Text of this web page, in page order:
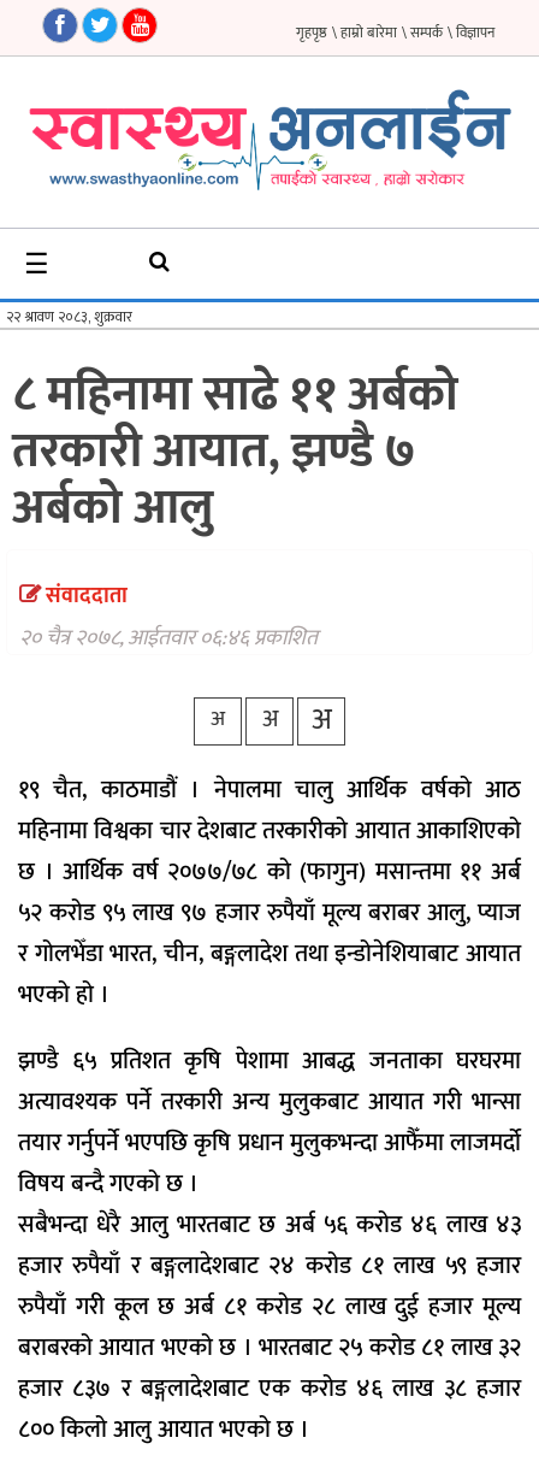
गृहपृष्ठ
समाचार
फिचर
अन्तर्वार्ता
विचार
ब्लग
फर्मा
चिकित्सा
हेल्थ
\ विज्ञापन
\ सम्पर्क
\ हाम्रो बारेमा
गृहपृष्ठ
☰
८ महिनामा साढे ११ अर्बको
तरकारी आयात, झण्डै ७
अर्बको आलु
संवाददाता
२० चैत्र २०७८, आईतवार ०६:४६ प्रकाशित
अ अ अ
१९ चैत, काठमाडौं । नेपालमा चालु आर्थिक वर्षको आठ
महिनामा विश्वका चार देशबाट तरकारीको आयात आकाशिएको
छ । आर्थिक वर्ष २०७७/७८ को (फागुन) मसान्तमा ११ अर्ब
५२ करोड ९५ लाख ९७ हजार रुपैयाँ मूल्य बराबर आलु, प्याज
र गोलभेँडा भारत, चीन, बङ्गलादेश तथा इन्डोनेशियाबाट आयात
भएको हो ।
झण्डै ६५ प्रतिशत कृषि पेशामा आबद्ध जनताका घरघरमा
अत्यावश्यक पर्ने तरकारी अन्य मुलुकबाट आयात गरी भान्सा
तयार गर्नुपर्ने भएपछि कृषि प्रधान मुलुकभन्दा आफैँमा लाजमर्दो
विषय बन्दै गएको छ ।
सबैभन्दा धेरै आलु भारतबाट छ अर्ब ५६ करोड ४६ लाख ४३
हजार रुपैयाँ र बङ्गलादेशबाट २४ करोड ८१ लाख ५९ हजार
रुपैयाँ गरी कूल छ अर्ब ८१ करोड २८ लाख दुई हजार मूल्य
बराबरको आयात भएको छ । भारतबाट २५ करोड ८१ लाख ३२
हजार ८३७ र बङ्गलादेशबाट एक करोड ४६ लाख ३८ हजार
८०० किलो आलु आयात भएको छ ।